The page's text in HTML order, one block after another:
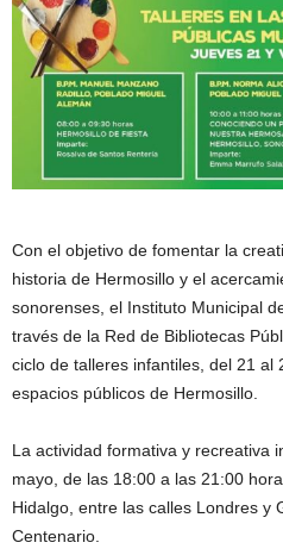
Con el objetivo de fomentar la
historia de Hermosillo y el
sonorenses, el Instituto Municipal
través de la Red de Bibliotecas
ciclo de talleres infantiles, del 21 al
espacios públicos de Hermosillo.
La actividad formativa y recreativa
mayo, de las 18:00 a las 21:00
Hidalgo, entre las calles Londres y
Centenario.